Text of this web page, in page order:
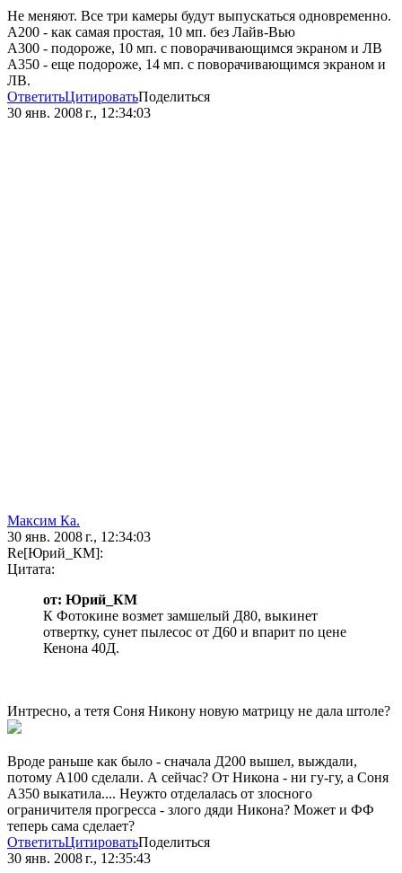
Не меняют. Все три камеры будут выпускаться одновременно.
А200 - как самая простая, 10 мп. без Лайв-Вью
А300 - подороже, 10 мп. с поворачивающимся экраном и ЛВ
А350 - еще подороже, 14 мп. с поворачивающимся экраном и
ЛВ.
ОтветитьЦитироватьПоделиться
30 янв. 2008 г., 12:34:03
Максим Ка.
30 янв. 2008 г., 12:34:03
Re[Юрий_КМ]:
Цитата:
от: Юрий_КМ
К Фотокине возмет замшелый Д80, выкинет
отвертку, сунет пылесос от Д60 и впарит по цене
Кенона 40Д.
Интресно, а тетя Соня Никону новую матрицу не дала штоле?
Вроде раньше как было - сначала Д200 вышел, выждали,
потому А100 сделали. А сейчас? От Никона - ни гу-гу, а Соня
А350 выкатила.... Неужто отделалась от злосного
ограничителя прогресса - злого дяди Никона? Может и ФФ
теперь сама сделает?
ОтветитьЦитироватьПоделиться
30 янв. 2008 г., 12:35:43